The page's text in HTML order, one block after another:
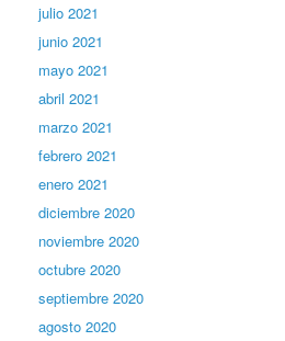
julio 2021
junio 2021
mayo 2021
abril 2021
marzo 2021
febrero 2021
enero 2021
diciembre 2020
noviembre 2020
octubre 2020
septiembre 2020
agosto 2020